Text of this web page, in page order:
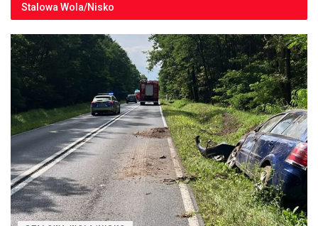
Stalowa Wola/Nisko